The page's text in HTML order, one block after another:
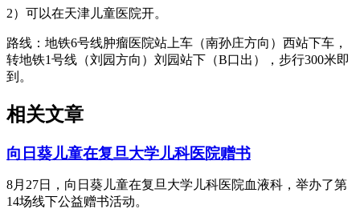
2）可以在天津儿童医院开。
路线：地铁6号线肿瘤医院站上车（南孙庄方向）西站下车，
转地铁1号线（刘园方向）刘园站下（B口出），步行300米即
到。
相关文章
向日葵儿童在复旦大学儿科医院赠书
8月27日，向日葵儿童在复旦大学儿科医院血液科，举办了第
14场线下公益赠书活动。